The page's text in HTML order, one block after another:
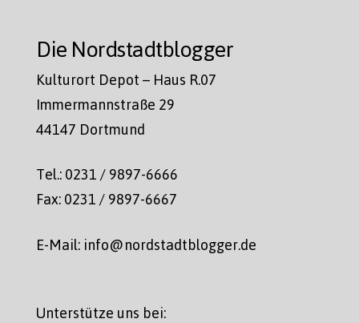
Die Nordstadtblogger
Kulturort Depot – Haus R.07
Immermannstraße 29
44147 Dortmund
Tel.: 0231 / 9897-6666
Fax: 0231 / 9897-6667
E-Mail: info@nordstadtblogger.de
Unterstütze uns bei: